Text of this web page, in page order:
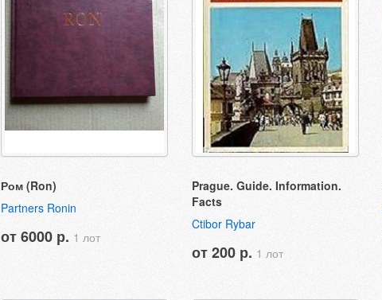
Ром (Ron)
Partners Ronin
от 6000 р. 1 лот
Prague. Guide. Information.
Facts
Ctibor Rybar
от 200 р. 1 лот